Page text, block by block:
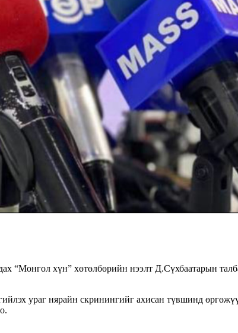
“Монгол хүн” хөтөлбөрийн нээлт Д.Сүхбаатарын
ураг нярайн скринингийг ахисан түвшинд